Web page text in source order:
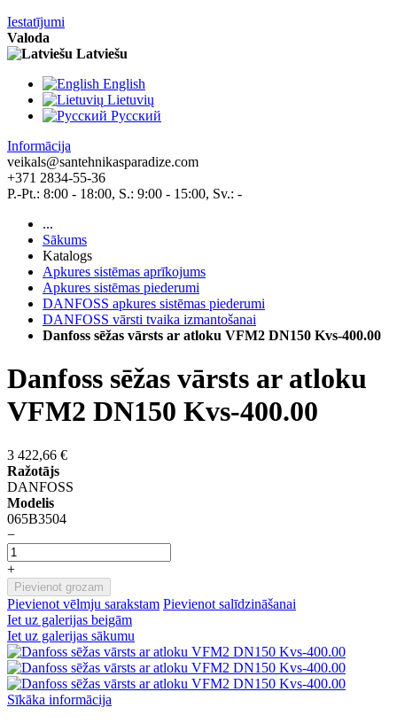
Iestatījumi
Valoda
Latviešu
English
Lietuvių
Pусский
Informācija
veikals@santehnikasparadize.com
+371 2834-55-36
P.-Pt.: 8:00 - 18:00, S.: 9:00 - 15:00, Sv.: -
...
Sākums
Katalogs
Apkures sistēmas aprīkojums
Apkures sistēmas piederumi
DANFOSS apkures sistēmas piederumi
DANFOSS vārsti tvaika izmantošanai
Danfoss sēžas vārsts ar atloku VFM2 DN150 Kvs-400.00
Danfoss sēžas vārsts ar atloku
VFM2 DN150 Kvs-400.00
3 422,66 €
Ražotājs
DANFOSS
Modelis
065B3504
−
+
Pievienot grozam
Pievienot vēlmju sarakstam Pievienot salīdzināšanai
Iet uz galerijas beigām
Iet uz galerijas sākumu
Sīkāka informācija